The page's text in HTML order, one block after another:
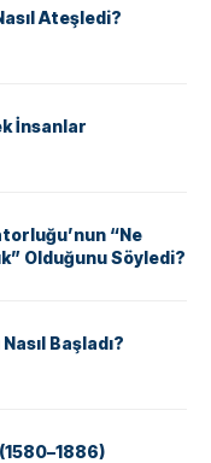
Ateşledi?
İnsanlar
“Ne
Olduğunu Söyledi?
Başladı?